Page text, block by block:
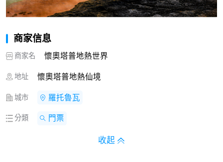
商家信息
商家名 懷奧塔普地熱世界
地址 懷奧塔普地熱仙境
城市 羅托魯瓦
分類 門票
收起